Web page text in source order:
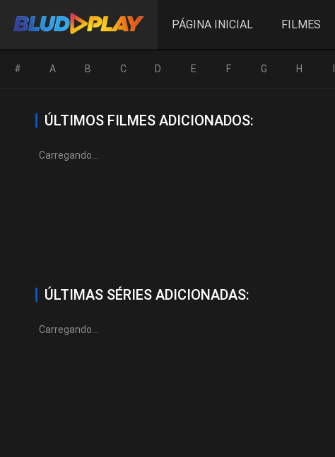
PÁGINA INICIAL FILMES
# A B C D E F G H
ÚLTIMOS FILMES ADICIONADOS:
Carregando...
ÚLTIMAS SÉRIES ADICIONADAS:
Carregando...